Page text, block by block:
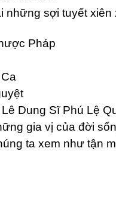
những sợi tuyết
Pháp
Dung Sĩ Phú Lệ
gia vị của đời
ta xem như tận